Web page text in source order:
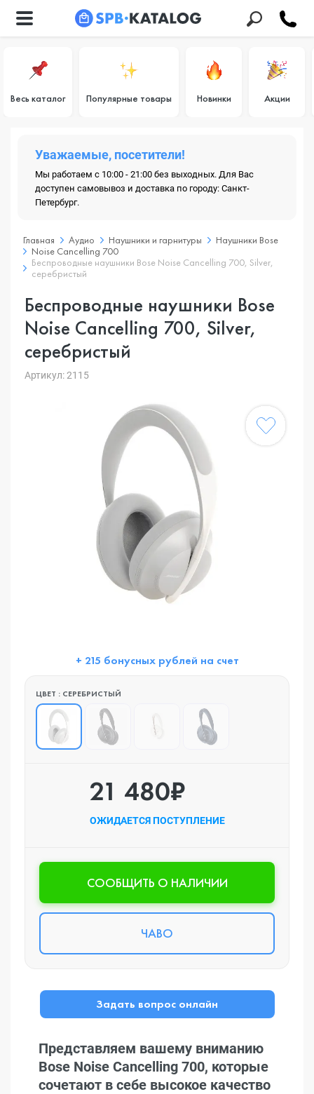
Весь каталог Популярные товары Новинки Акции
Уважаемые, посетители!
Мы работаем с 10:00 - 21:00 без выходных. Для Вас
доступен самовывоз и доставка по городу: Санкт-
Петербург.
Главная Аудио Наушники и гарнитуры
Наушники Bose
Noise Cancelling 700
Беспроводные наушники Bose Noise Cancelling 700, Silver,
серебристый
Беспроводные наушники Bose
Noise Cancelling 700, Silver,
серебристый
Артикул: 2115
+ 215 бонусных рублей на счет
ЦВЕТ : СЕРЕБРИСТЫЙ
21 480₽
ОЖИДАЕТСЯ ПОСТУПЛЕНИЕ
CООБЩИТЬ О НАЛИЧИИ
ЧАВО
Задать вопрос онлайн
Представляем вашему вниманию
Bose Noise Cancelling 700, которые
сочетают в себе высокое качество